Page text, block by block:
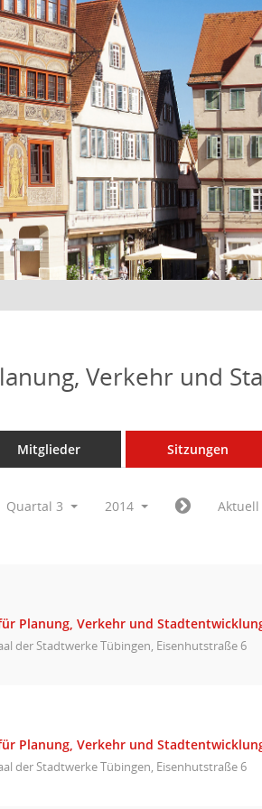
Verkehr und
Mitglieder Sitzungen
Quartal 3 2014 Aktuell
Planung, Verkehr und
der Stadtwerke Tübingen, Eisenhutstraße 6
Planung, Verkehr und
der Stadtwerke Tübingen, Eisenhutstraße 6